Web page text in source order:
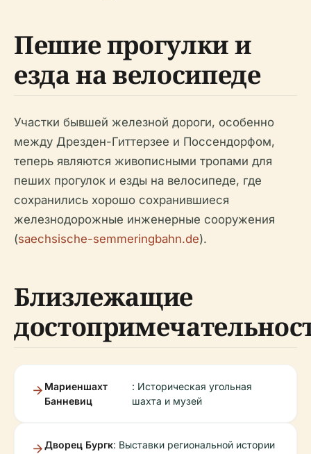
Пешие прогулки и
езда на велосипеде
Участки бывшей железной дороги, особенно
между Дрезден-Гиттерзее и Поссендорфом,
теперь являются живописными тропами для
пеших прогулок и езды на велосипеде, где
сохранились хорошо сохранившиеся
железнодорожные инженерные сооружения
(saechsische-semmeringbahn.de).
Близлежащие
Мариеншахт
Банневиц
: Историческая угольная
шахта и музей
Дворец Бургк: Выставки региональной истории